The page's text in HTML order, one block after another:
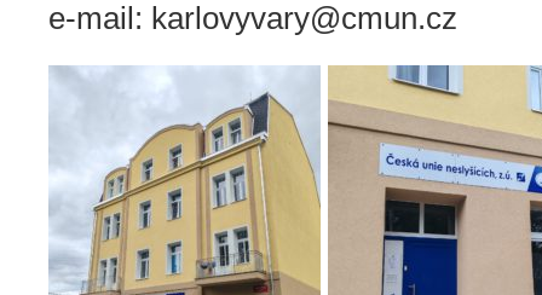
e-mail: karlovyvary@cmun.cz